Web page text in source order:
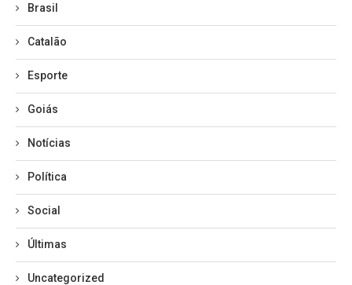
Brasil
Catalão
Esporte
Goiás
Notícias
Política
Social
Últimas
Uncategorized